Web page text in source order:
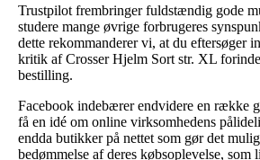
Trustpilot frembringer fuldstændig gode
studere mange øvrige forbrugeres
dette rekommanderer vi, at du eftersøger
kritik af Crosser Hjelm Sort str. XL
bestilling.
Facebook indebærer endvidere en række
få en idé om online virksomhedens
endda butikker på nettet som gør det
bedømmelse af deres købsoplevelse, som